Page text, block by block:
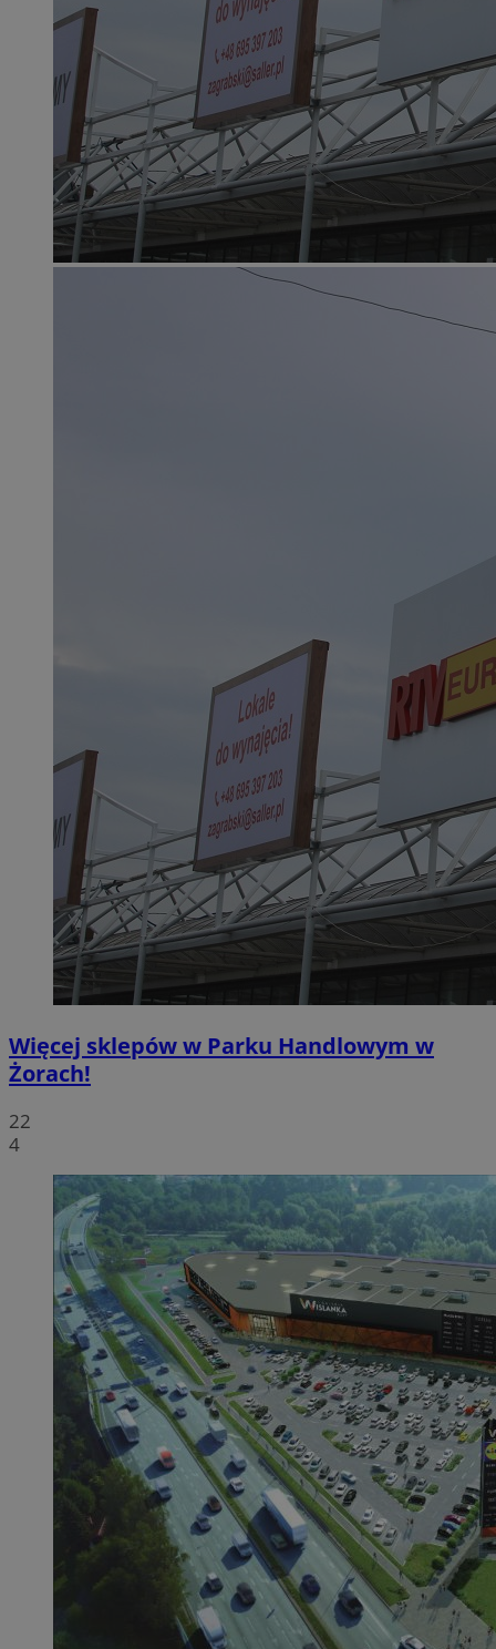
Więcej sklepów w Parku Handlowym w
Żorach!
22
4